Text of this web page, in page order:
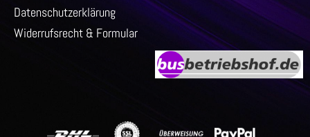
Datenschutzerklärung
Widerrufsrecht & Formular